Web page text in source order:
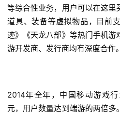
等综合性业务，用户可以在这里
道具、装备等虚拟物品，目前
迹》《天龙八部》等热门手机游
游开发商、发行商均有深度合作。
2014年全年，中国移动游戏
元，用户数量达到端游的两倍多